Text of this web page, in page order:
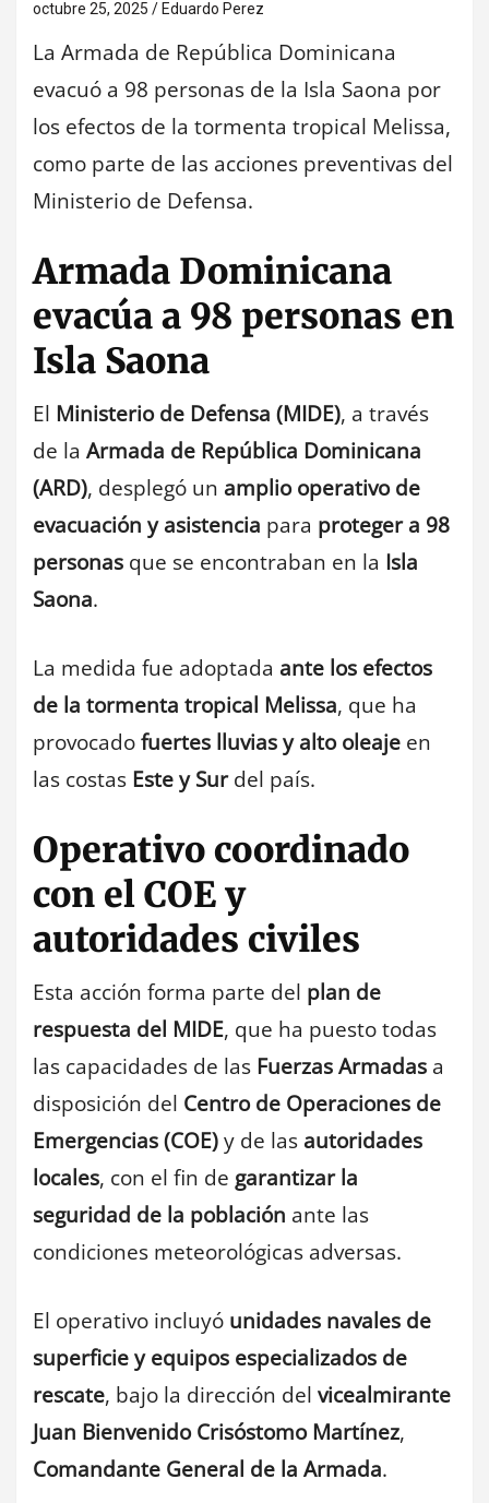
octubre 25, 2025 Eduardo Perez
La Armada de República Dominicana
evacuó a 98 personas de la Isla Saona por
los efectos de la tormenta tropical Melissa,
como parte de las acciones preventivas del
Ministerio de Defensa.
Armada Dominicana
evacúa a 98 personas en
Isla Saona
El Ministerio de Defensa (MIDE), a través
de la Armada de República Dominicana
(ARD), desplegó un amplio operativo de
evacuación y asistencia para proteger a 98
personas que se encontraban en la Isla
Saona.
La medida fue adoptada ante los efectos
de la tormenta tropical Melissa, que ha
provocadofuertes lluvias y alto oleaje en
las costas Este y Surdel país.
Operativo coordinado
con el COE y
autoridades civiles
Esta acción forma parte del plan de
respuesta del MIDE, que ha puesto todas
las capacidades de las Fuerzas Armadas a
disposición del Centro de Operaciones de
Emergencias (COE)y de las autoridades
locales, con el fin de garantizar la
seguridad de la población ante las
condiciones meteorológicas adversas.
El operativo incluyó unidades navales de
superficie y equipos especializados de
rescate, bajo la dirección del vicealmirante
Juan Bienvenido Crisóstomo Martínez,
Comandante General de la Armada.